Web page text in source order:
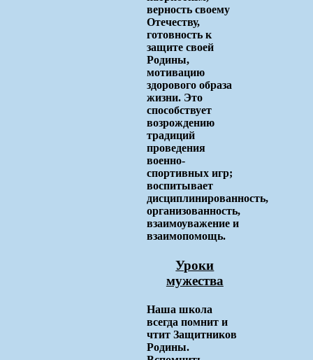
верность своему
Отечеству,
готовность к
защите своей
Родины,
мотивацию
здорового образа
жизни. Это
способствует
возрождению
традиций
проведения
военно-
спортивных игр;
воспитывает
дисциплинированность,
организованность,
взаимоуважение и
взаимопомощь.
Уроки
мужества
Наша школа
всегда помнит и
чтит Защитников
Родины.